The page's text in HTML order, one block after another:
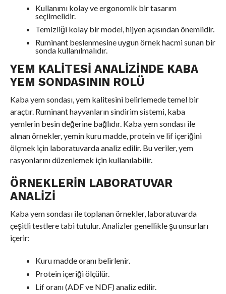
Kullanımı kolay ve ergonomik bir tasarım
seçilmelidir.
Temizliği kolay bir model, hijyen açısından önemlidir.
Ruminant beslenmesine uygun örnek hacmi sunan bir
sonda kullanılmalıdır.
YEM KALITESI ANALIZINDE KABA
YEM SONDASININ ROLÜ
Kaba yem sondası, yem kalitesini belirlemede temel bir
araçtır. Ruminant hayvanların sindirim sistemi, kaba
yemlerin besin değerine bağlıdır. Kaba yem sondası ile
alınan örnekler, yemin kuru madde, protein ve lif içeriğini
ölçmek için laboratuvarda analiz edilir. Bu veriler, yem
rasyonlarını düzenlemek için kullanılabilir.
ÖRNEKLERIN LABORATUVAR
ANALIZI
Kaba yem sondası ile toplanan örnekler, laboratuvarda
çeşitli testlere tabi tutulur. Analizler genellikle şu unsurları
içerir:
Kuru madde oranı belirlenir.
Protein içeriği ölçülür.
Lif oranı (ADF ve NDF) analiz edilir.